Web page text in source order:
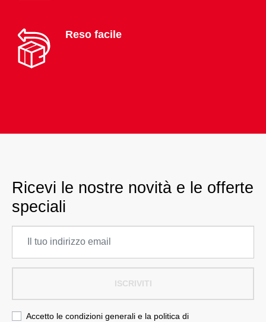
Reso facile
Ricevi le nostre novità e le offerte
speciali
ISCRIVITI
Accetto le condizioni generali e la politica di